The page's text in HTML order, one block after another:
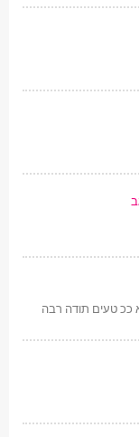
ככ טעים תודה רבה